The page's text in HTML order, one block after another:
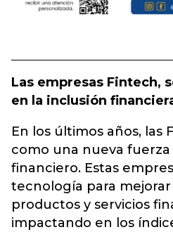
Las empresas Fintech,
en la inclusión
En los últimos años, las
como una nueva
financiero. Estas
tecnología para
productos y servicios
impactando en los